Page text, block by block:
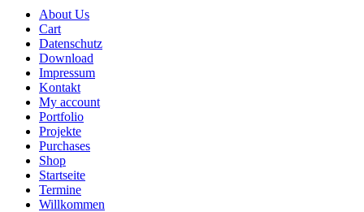
About Us
Cart
Datenschutz
Download
Impressum
Kontakt
My account
Portfolio
Projekte
Purchases
Shop
Startseite
Termine
Willkommen